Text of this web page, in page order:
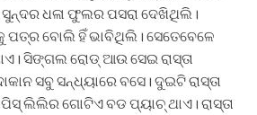
ଧଳା ଫୁଲର ପସରା ଦେଖିଥିଲି।
ବୋଲି ହିଁ ଭାବିଥିଲି। ସେତେବେଳେ
ସିଙ୍ଗଲ ରୋଡ୍ ଆଉ ସେଇ ରାସ୍ତା
ସବୁ ସନ୍ଧ୍ୟାରେ ବସେ। ଦୁଇଟି ରାସ୍ତା
ପିସ୍ ଲିଲିର ଗୋଟିଏ ବଡ ପ୍ୟାଚ୍ ଥାଏ। ରାସ୍ତା